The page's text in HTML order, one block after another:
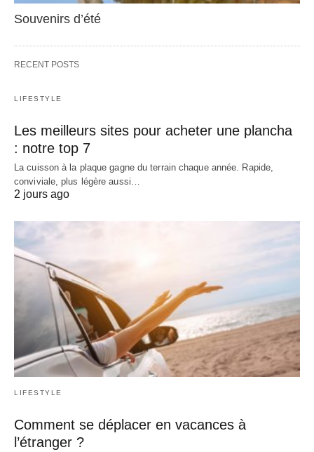
Souvenirs d’été
RECENT POSTS
LIFESTYLE
Les meilleurs sites pour acheter une plancha
: notre top 7
La cuisson à la plaque gagne du terrain chaque année. Rapide,
conviviale, plus légère aussi…
2 jours ago
LIFESTYLE
Comment se déplacer en vacances à
l’étranger ?